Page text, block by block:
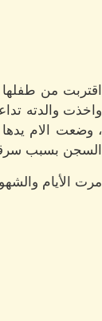
اقتربت من
واخذت والدته
، وضعت الام
السجن بسبب
مرت الأيام